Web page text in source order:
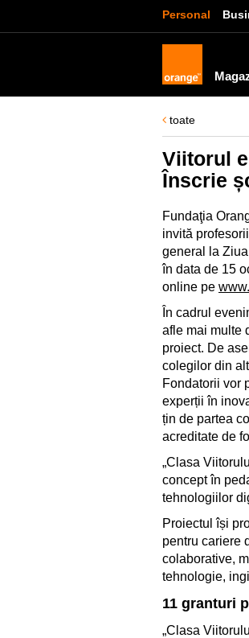
Personal
toate
Viitorul
Înscrie
Fundaţia
invită
general la
în data de 15
online pe
În cadrul
afle mai multe
proiect. De
colegilor din
Fondatorii vor
experții în
țin de partea
acreditate de
„Clasa
concept în
tehnologiilor
Proiectul își
pentru cariere
colaborative,
tehnologie,
11 granturi
„Clasa